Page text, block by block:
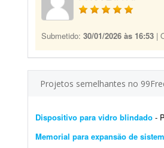
Submetido: 30/01/2026 às 16:53 |
Projetos semelhantes no
Dispositivo para vidro blindado -
Memorial para expansão de